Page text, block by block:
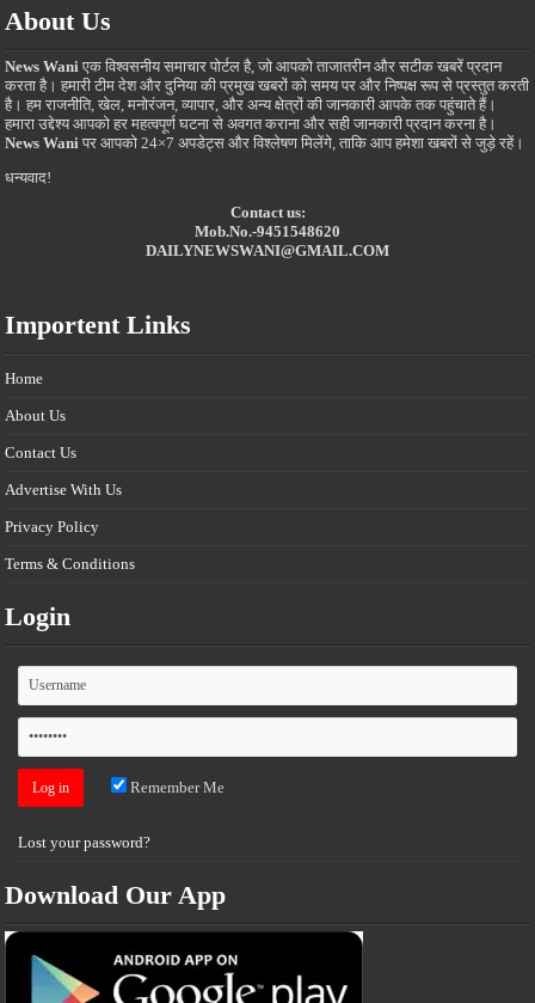
About Us
News Wani एक विश्वसनीय समाचार पोर्टल है, जो आपको ताजातरीन और सटीक खबरें प्रदान
करता है। हमारी टीम देश और दुनिया की प्रमुख खबरों को समय पर और निष्पक्ष रूप से प्रस्तुत करती
है। हम राजनीति, खेल, मनोरंजन, व्यापार, और अन्य क्षेत्रों की जानकारी आपके तक पहुंचाते हैं।
हमारा उद्देश्य आपको हर महत्वपूर्ण घटना से अवगत कराना और सही जानकारी प्रदान करना है।
News Wani पर आपको 24×7 अपडेट्स और विश्लेषण मिलेंगे, ताकि आप हमेशा खबरों से जुड़े रहें।
धन्यवाद!
Contact us:
Mob.No.-9451548620
DAILYNEWSWANI@GMAIL.COM
Importent Links
Home
About Us
Contact Us
Advertise With Us
Privacy Policy
Terms & Conditions
Login
Remember Me
Lost your password?
Download Our App